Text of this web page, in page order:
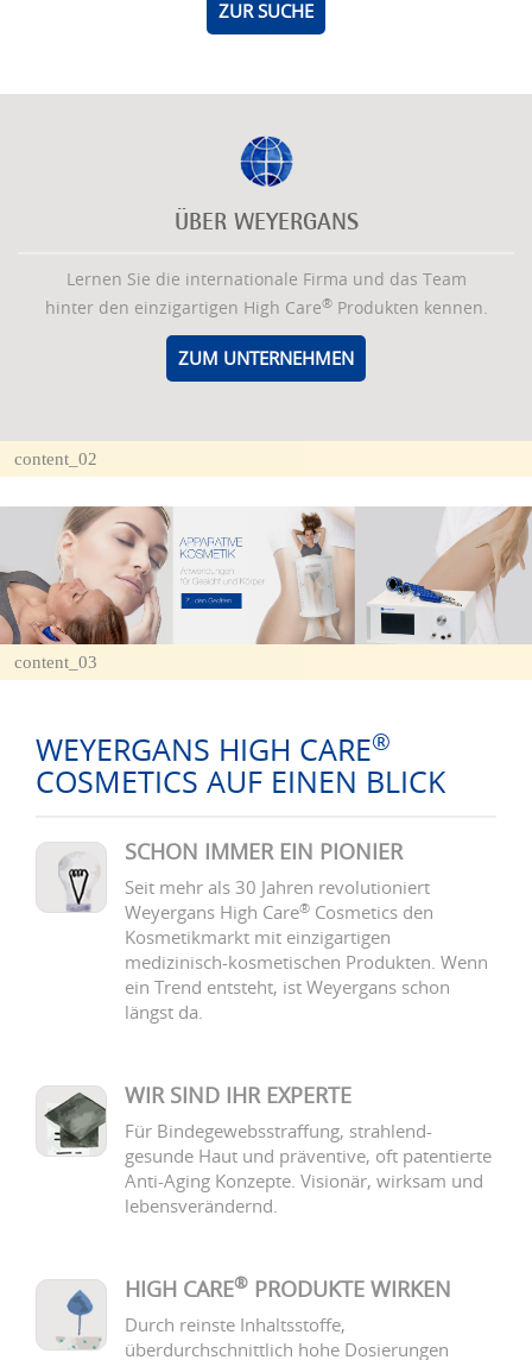
ZUR SUCHE
ÜBER WEYERGANS
Lernen Sie die internationale Firma und das Team
hinter den einzigartigen High Care®Produkten kennen.
ZUM UNTERNEHMEN
content_02
content_03
WEYERGANS HIGH CARE®
COSMETICS AUF EINEN BLICK
SCHON IMMER EIN PIONIER
Seit mehr als 30 Jahren revolutioniert
Weyergans High Care® Cosmetics den
Kosmetikmarkt mit einzigartigen
medizinisch-kosmetischen Produkten. Wenn
ein Trend entsteht, ist Weyergans schon
längst da.
WIR SIND IHR EXPERTE
Für Bindegewebsstraffung, strahlend-
gesunde Haut und präventive, oft patentierte
Anti-Aging Konzepte. Visionär, wirksam und
lebensverändernd.
HIGH CARE® PRODUKTE WIRKEN
Durch reinste Inhaltsstoffe,
überdurchschnittlich hohe Dosierungen